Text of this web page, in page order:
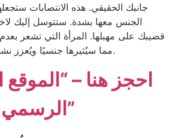
جانبك الحقيقي. هذه الانتصابات
الجنس معها بشدة. ستتوسل إليك
قضيبك على مهبلها. المرأة التي تشعر بعدم
مما سيُثيرها جنسيًا ويُعزز نشوة الجماع والمتعة لديك.
احجز هنا – “الموقع
الرسمي”